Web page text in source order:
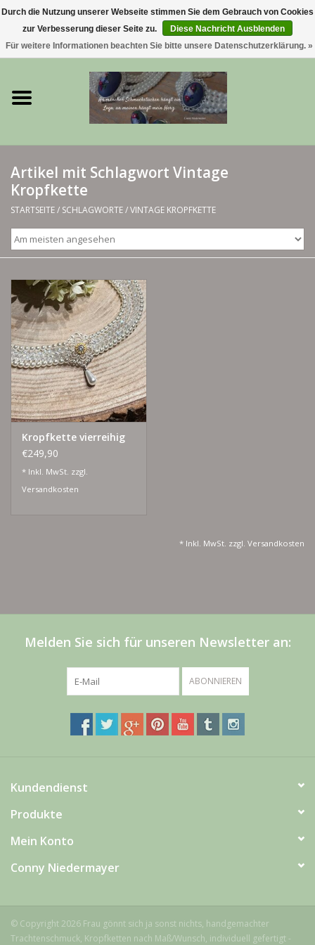
0 Artikel - €0,00
Trachtenschmuck & Ketten
exklusive Kropfketten
925 Silberschmuck
BERGliebe-Kollektion
I ❤️ bayerischer Wald Armband
Lieblingsmensch Kollektion
Ohrringe & Ohrstecker
Armbänder
Men
Schnäppchenecke
Ledertasche Herzform
Artikel mit Schlagwort Vintage
Kropfkette
STARTSEITE/ SCHLAGWORTE/VINTAGE KROPFKETTE
Kropfkette vierreihig
€249,90
* Inkl. MwSt. zzgl.
Versandkosten
* Inkl. MwSt. zzgl. Versandkosten
Melden Sie sich für unseren Newsletter an:
ABONNIEREN
Kundendienst
Produkte
Mein Konto
Conny Niedermayer
© Copyright 2026 Frau gönnt sich ja sonst nichts, handgemachter
Trachtenschmuck, Kropfketten nach Maß/Wunsch, individuell gefertigt -
Durch die Nutzung unserer Webseite stimmen Sie dem Gebrauch von Cookies
zur Verbesserung dieser Seite zu.
Diese Nachricht Ausblenden
Für weitere Informationen beachten Sie bitte unsere Datenschutzerklärung. »